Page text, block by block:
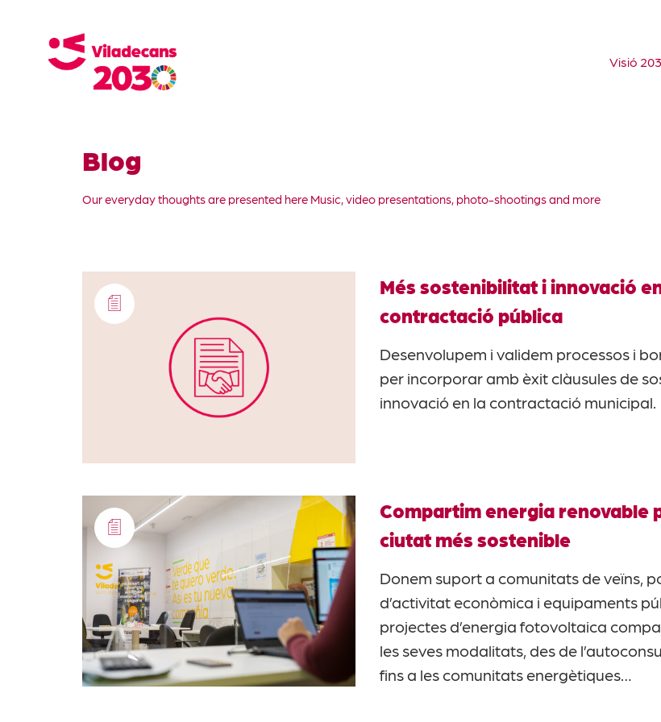
Visió
Blog
Our everyday thoughts are presented here Music, video presentations, photo-shootings and more
Més sostenibilitat i innovació
contractació pública
Desenvolupem i validem processos i
per incorporar amb èxit clàusules de
innovació en la contractació municipal.
Compartim energia renovable
ciutat més sostenible
Donem suport a comunitats de veïns,
d’activitat econòmica i equipaments
projectes d’energia fotovoltaica
les seves modalitats, des de
fins a les comunitats energètiques…